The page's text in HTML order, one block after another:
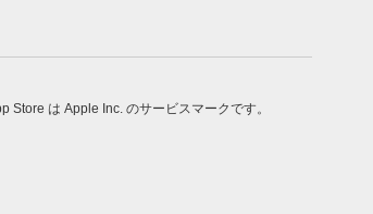
は Apple Inc. のサービスマークです。